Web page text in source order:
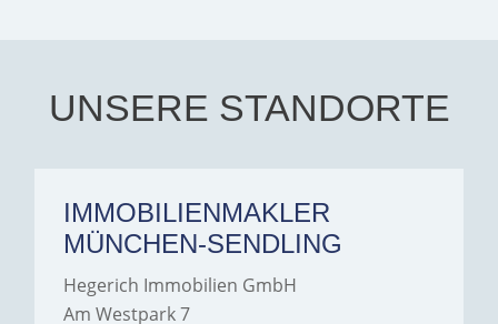
Hegerich Immobilien to
anyone looking for a home.
UNSERE STANDORTE
IMMOBILIENMAKLER
MÜNCHEN-SENDLING
Hegerich Immobilien GmbH
Am Westpark 7